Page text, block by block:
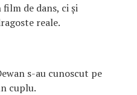
film de dans, ci și
reale.
s-au cunoscut pe
cuplu.